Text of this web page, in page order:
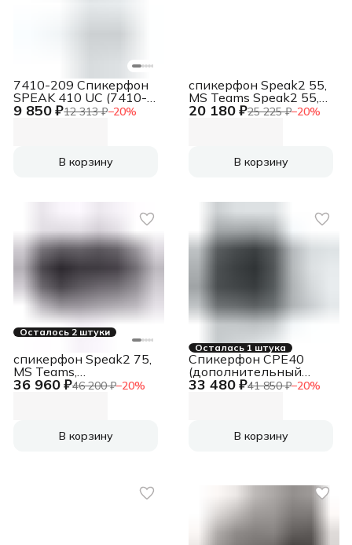
9 850 ₽12 313 ₽−20%
7410-209 Спикерфон
SPEAK 410 UC (7410-
209)
В корзину
20 180 ₽25 225 ₽−20%
спикерфон Speak2 55,
MS Teams Speak2 55,
MS Teams
В корзину
Осталось 2 штуки
36 960 ₽46 200 ₽−20%
спикерфон Speak2 75,
MS Teams,
Link380/390a Speak2
В корзину
Осталась 1 штука
33 480 ₽41 850 ₽−20%
Спикерфон CPE40
(дополнительный
спикерфон для CP50,
AMS 2 года), шт
В корзину